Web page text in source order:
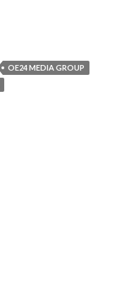
OE24 MEDIA GROUP